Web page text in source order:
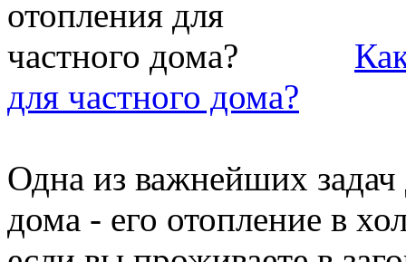
для частного дома?
Одна из важнейших задач
дома - его отопление в